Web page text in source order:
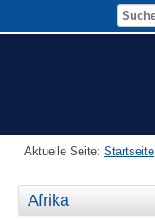
Aktuelle Seite: Startseite
Afrika